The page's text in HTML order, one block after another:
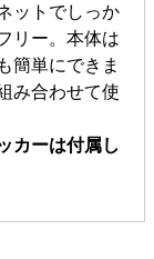
ットでしっか
リー。本体は
簡単にできま
み合わせて使
カーは付属し